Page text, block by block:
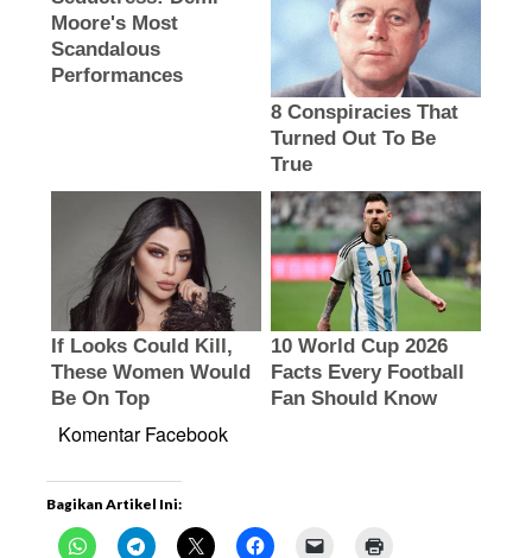
Komentar Facebook
Bagikan Artikel Ini: